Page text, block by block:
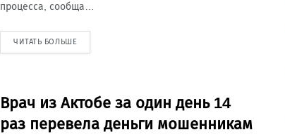
процесса, сообща…
ЧИТАТЬ БОЛЬШЕ
Врач из Актобе за один день 14
раз перевела деньги мошенникам